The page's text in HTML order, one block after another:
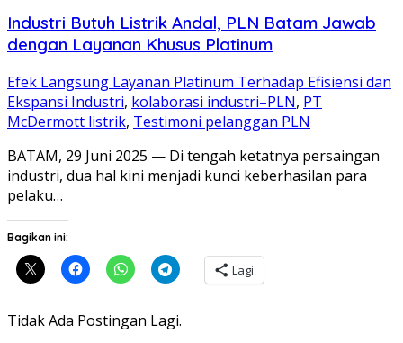
Industri Butuh Listrik Andal, PLN Batam Jawab
dengan Layanan Khusus Platinum
Efek Langsung Layanan Platinum Terhadap Efisiensi dan
Ekspansi Industri, kolaborasi industri–PLN, PT
McDermott listrik, Testimoni pelanggan PLN
BATAM, 29 Juni 2025 — Di tengah ketatnya persaingan
industri, dua hal kini menjadi kunci keberhasilan para
pelaku…
Bagikan ini:
Lagi
Tidak Ada Postingan Lagi.